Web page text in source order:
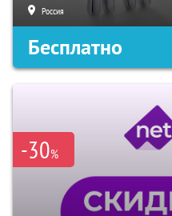
Россия
Бесплатно
-30%